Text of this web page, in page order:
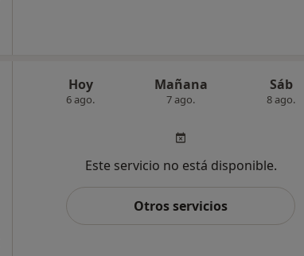
Hoy
6 ago.
Mañana
7 ago.
Sáb
8 ago.
Este servicio no está disponible.
Otros servicios